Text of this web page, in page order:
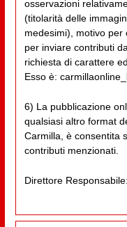
osservazioni
(titolarità delle
medesimi), motivo per
per inviare contributi
richiesta di carattere
Esso è:
6) La pubblicazione
qualsiasi altro format
Carmilla, è consentita
contributi menzionati.
Direttore